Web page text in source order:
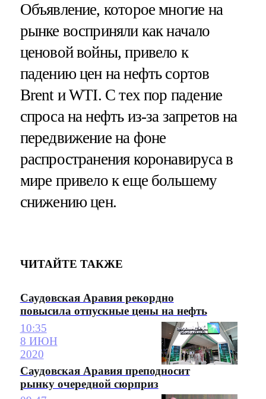
Объявление, которое многие на
рынке восприняли как начало
ценовой войны, привело к
падению цен на нефть сортов
Brent и WTI. С тех пор падение
спроса на нефть из-за запретов на
передвижение на фоне
распространения коронавируса в
мире привело к еще большему
снижению цен.
ЧИТАЙТЕ ТАКЖЕ
Саудовская Аравия рекордно
повысила отпускные цены на нефть
10:35
8 ИЮН
2020
Саудовская Аравия преподносит
рынку очередной сюрприз